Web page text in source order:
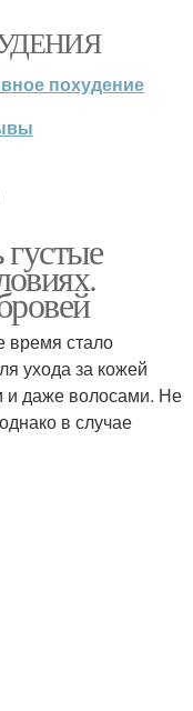
похудение
время стало
ухода за кожей
и даже волосами. Не
в случае